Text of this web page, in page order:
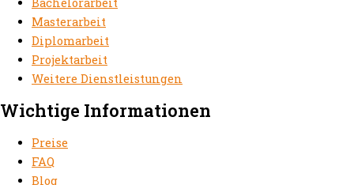
Masterarbeit
Diplomarbeit
Projektarbeit
Weitere Dienstleistungen
Wichtige Informationen
Preise
FAQ
Blog